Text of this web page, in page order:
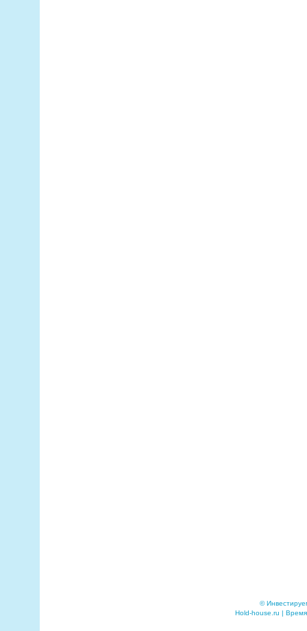
©
Hold-house.ru |